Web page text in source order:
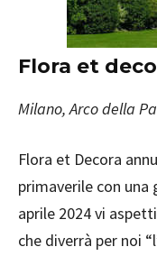
Flora et
Milano, Arco della
Flora et Decora
primaverile con una
aprile 2024 vi
che diverrà per noi